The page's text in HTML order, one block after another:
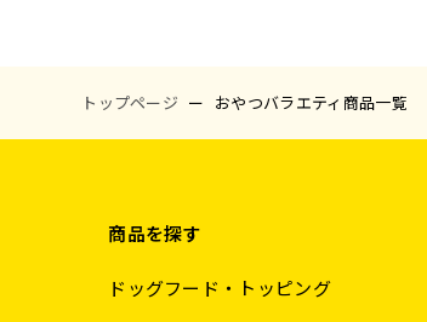
トップページ おやつバラエティ商品一覧
商品を探す
ドッグフード・トッピング